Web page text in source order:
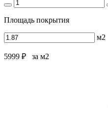
Площадь покрытия
м2
5999 ₽ за м2